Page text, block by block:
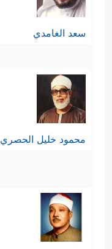
سعد الغامدي
محمود خليل الحصري